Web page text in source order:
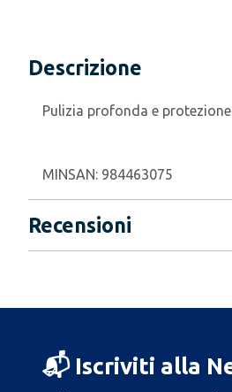
Descrizione
Pulizia profonda e
MINSAN: 984463075
Recensioni
📬 Iscriviti alla